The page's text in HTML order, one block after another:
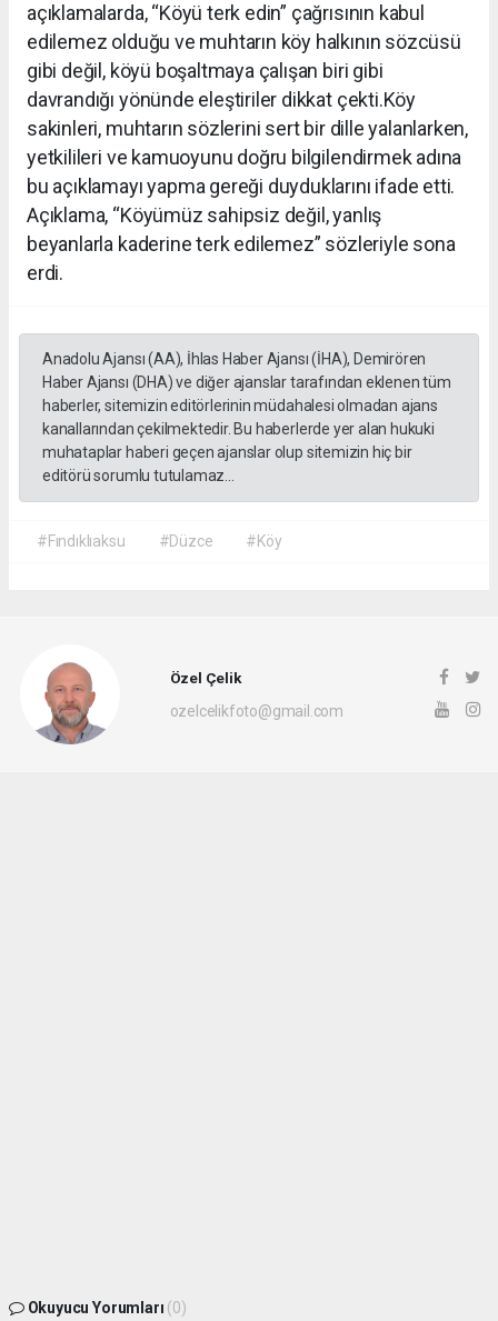
açıklamalarda, “Köyü terk edin” çağrısının kabul
edilemez olduğu ve muhtarın köy halkının sözcüsü
gibi değil, köyü boşaltmaya çalışan biri gibi
davrandığı yönünde eleştiriler dikkat çekti.Köy
sakinleri, muhtarın sözlerini sert bir dille yalanlarken,
yetkilileri ve kamuoyunu doğru bilgilendirmek adına
bu açıklamayı yapma gereği duyduklarını ifade etti.
Açıklama, “Köyümüz sahipsiz değil, yanlış
beyanlarla kaderine terk edilemez” sözleriyle sona
erdi.
Anadolu Ajansı (AA), İhlas Haber Ajansı (İHA), Demirören
Haber Ajansı (DHA) ve diğer ajanslar tarafından eklenen tüm
haberler, sitemizin editörlerinin müdahalesi olmadan ajans
kanallarından çekilmektedir. Bu haberlerde yer alan hukuki
muhataplar haberi geçen ajanslar olup sitemizin hiç bir
editörü sorumlu tutulamaz...
#Fındıklıaksu #Düzce #Köy
Özel Çelik
ozelcelikfoto@gmail.com
Okuyucu Yorumları (0)